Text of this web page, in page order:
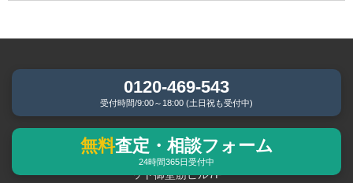
株式会社リアルエステート
〒541-0047大阪府大阪市中央区淡路町4丁目2番13号アーバンネ
ット御堂筋ビル7F
0120-469-543
受付時間/9:00～18:00 (土日祝も受付中)
無料査定・相談フォーム
24時間365日受付中